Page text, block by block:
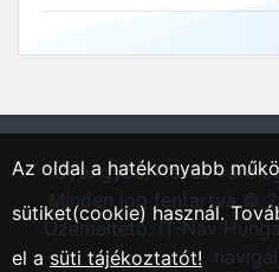
"Gyöngyös, Heves
Minden jog fentartva ©
Üzemeltető: IT-Nav
Az oldal a hatékonyabb
sütiket(cookie) használ.
el a süti tájékoztatót!